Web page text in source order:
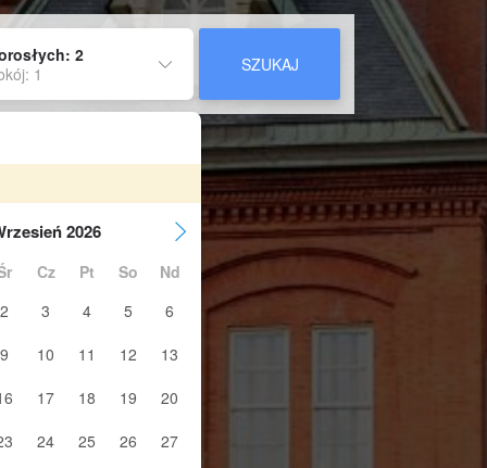
2
1
SZUKAJ
2026
Cz Pt So
Nd
2
3 4 5
6
9
10 11 12
13
17 18 19
20
24 25 26 27